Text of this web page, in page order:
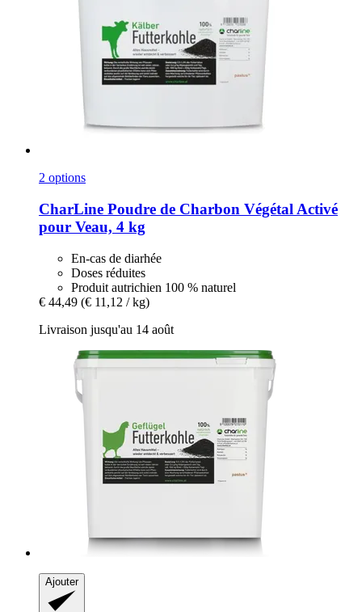
2 options
CharLine Poudre de Charbon Végétal Activé
pour Veau, 4 kg
En-cas de diarhée
Doses réduites
Produit autrichien 100 % naturel
€ 44,49 (€ 11,12 / kg)
Livraison jusqu'au 14 août
Ajouter